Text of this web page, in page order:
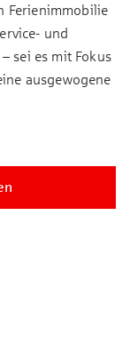
Ferienimmobilie
und
sei es mit Fokus
ausgewogene